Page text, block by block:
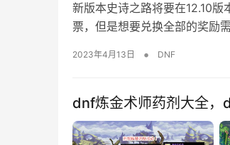
新版本史诗之路将要在12.10
票，但是想要兑换全部的奖励
2023年4月13日 • DNF
dnf炼金术师药剂大全，